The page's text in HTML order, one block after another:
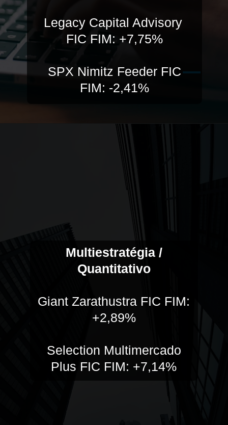
Legacy Capital Advisory
FIC FIM: +7,75%
SPX Nimitz Feeder FIC
FIM: -2,41%
Multiestratégia /
Quantitativo
Giant Zarathustra FIC FIM:
+2,89%
Selection Multimercado
Plus FIC FIM: +7,14%